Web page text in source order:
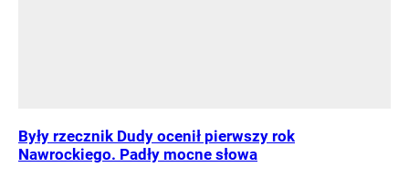
Były rzecznik Dudy ocenił pierwszy rok
Nawrockiego. Padły mocne słowa